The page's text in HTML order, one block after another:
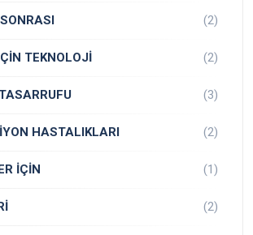
(2)
TEKNOLOJİ (2)
(3)
HASTALIKLARI (2)
İÇİN (1)
(2)